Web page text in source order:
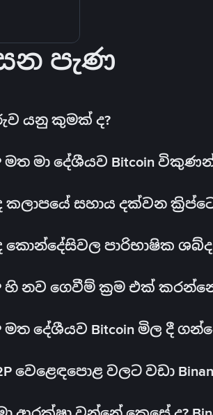
පැණ
යනු කුමක් ද?
මත මා දේශීයව Bitcoin
කලාපයේ සහාය දක්වන
කොන්දේසිවල පාරිභාෂික ශබ්ද
හි නව ගෙවීම් ක්‍රම එක්
මත දේශීයව Bitcoin මිල දී
වෙළෙඳපොළ වලට වඩා